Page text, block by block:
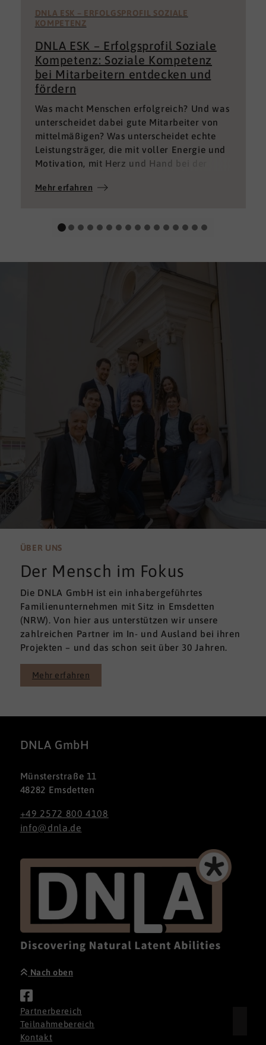
DNLA ESK – ERFOLGSPROFIL SOZIALE
KOMPETENZ
DNLA ESK – Erfolgsprofil Soziale
Kompetenz: Soziale Kompetenz
bei Mitarbeitern entdecken und
fördern
Was macht Menschen erfolgreich? Und was
unterscheidet dabei gute Mitarbeiter von
mittelmäßigen? Was unterscheidet echte
Leistungsträger, die mit voller Energie und
Motivation, mit Herz und Hand bei der
„Job“ machen und von denen, die – aus
Mehr erfahren
ÜBER UNS
Der Mensch im Fokus
Die DNLA GmbH ist ein inhabergeführtes
Familienunternehmen mit Sitz in Emsdetten
(NRW). Von hier aus unterstützen wir unsere
zahlreichen Partner im In- und Ausland bei ihren
Projekten – und das schon seit über 30 Jahren.
Mehr erfahren
DNLA GmbH
Münsterstraße 11
48282 Emsdetten
+49 2572 800 4108
info@dnla.de
Nach oben
Partnerbereich
Teilnahmebereich
Kontakt